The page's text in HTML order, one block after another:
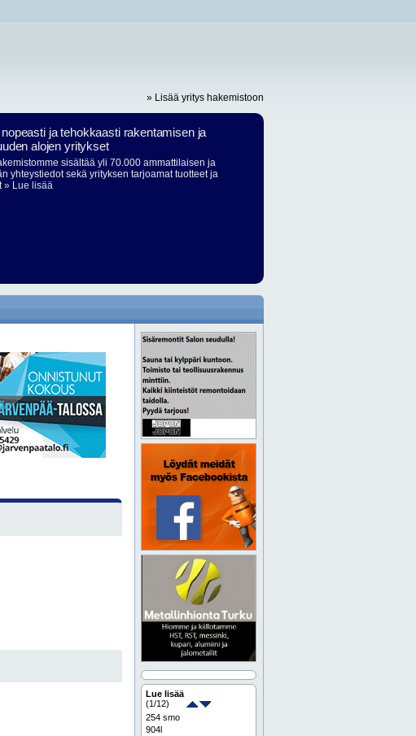
» Lisää yritys hakemistoon
ja tehokkaasti rakentamisen ja
alojen yritykset
sisältää yli 70.000 ammattilaisen ja
yhteystiedot sekä yrityksen tarjoamat tuotteet ja
» Lue lisää
Lue lisää
(1/12)
254 smo
904l